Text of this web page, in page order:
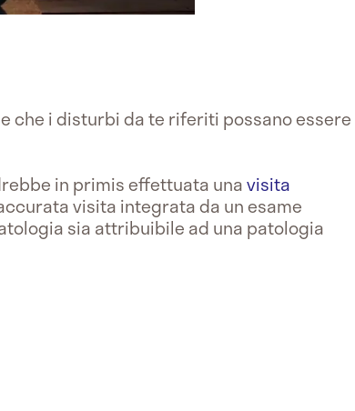
che i disturbi da te riferiti possano essere
in primis effettuata unavisita
visita integrata da un esame
sia attribuibile ad una patologia